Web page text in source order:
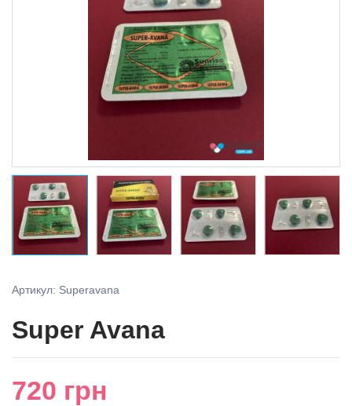
Артикул: Superavana
Super Avana
720 грн